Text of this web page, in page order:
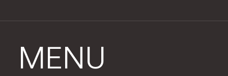
MENU